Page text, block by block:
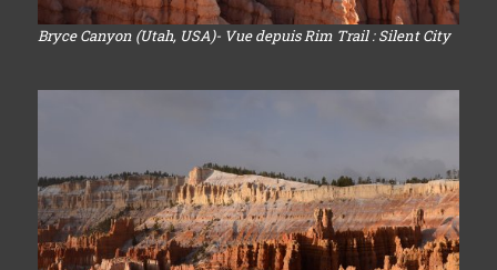
Bryce Canyon (Utah, USA)- Vue depuis Rim Trail : Silent City